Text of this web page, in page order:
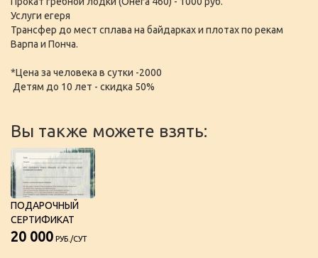
Услуги егеря
Трансфер до мест сплава на байдарках и плотах по рекам
Варпа и Понча.
*Цена за человека в сутки -2000
Детям до 10 лет - скидка 50%
Вы также можете взять:
ПОДАРОЧНЫЙ
СЕРТИФИКАТ
20 000 РУБ./СУТ